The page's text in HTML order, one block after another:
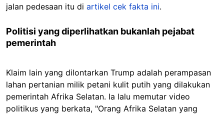
jalan pedesaan itu di artikel cek fakta ini.
Politisi yang diperlihatkan bukanlah pejabat
pemerintah
Klaim lain yang dilontarkan Trump adalah perampasan
lahan pertanian milik petani kulit putih yang dilakukan
pemerintah Afrika Selatan. Ia lalu memutar video
politikus yang berkata, "Orang Afrika Selatan yang